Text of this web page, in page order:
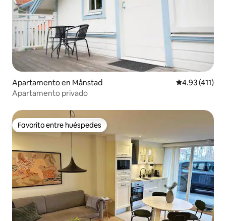
Apartamento en Månstad Calificación
4.93 (411)
Apartamento privado
Favorito entre huéspedes
Favorito entre huéspedes